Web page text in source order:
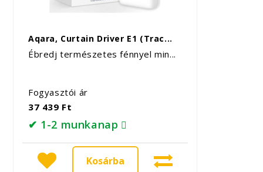
Aqara, Curtain Driver E1 (Trac...
Ébredj természetes fénnyel min...
Fogyasztói ár
37 439 Ft
✔ 1-2 munkanap
Kosárba